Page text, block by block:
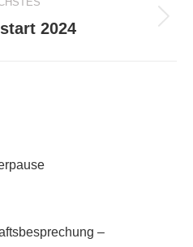
Nächster
2024
–